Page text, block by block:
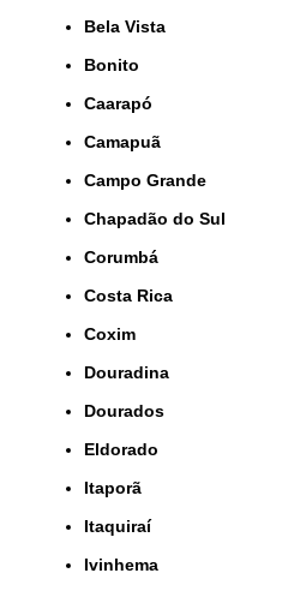
Bela Vista
Bonito
Caarapó
Camapuã
Campo Grande
Chapadão do Sul
Corumbá
Costa Rica
Coxim
Douradina
Dourados
Eldorado
Itaporã
Itaquiraí
Ivinhema